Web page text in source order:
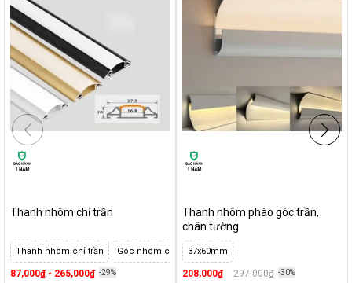
Thanh nhôm chỉ trần
Thanh nhôm chỉ trần Góc nhôm chỉ trần
87,000₫ - 265,000₫ -29%
Thanh nhôm phào góc trần,
chân tường
37x60mm
208,000₫ 297,000₫ -30%